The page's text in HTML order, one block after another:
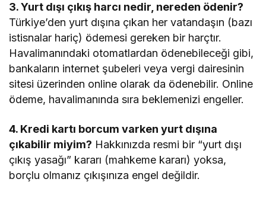
3. Yurt dışı çıkış harcı nedir, nereden ödenir?
Türkiye’den yurt dışına çıkan her vatandaşın (bazı
istisnalar hariç) ödemesi gereken bir harçtır.
Havalimanındaki otomatlardan ödenebileceği gibi,
bankaların internet şubeleri veya vergi dairesinin
sitesi üzerinden online olarak da ödenebilir. Online
ödeme, havalimanında sıra beklemenizi engeller.
4. Kredi kartı borcum varken yurt dışına
çıkabilir miyim? Hakkınızda resmi bir “yurt dışı
çıkış yasağı” kararı (mahkeme kararı) yoksa,
borçlu olmanız çıkışınıza engel değildir.